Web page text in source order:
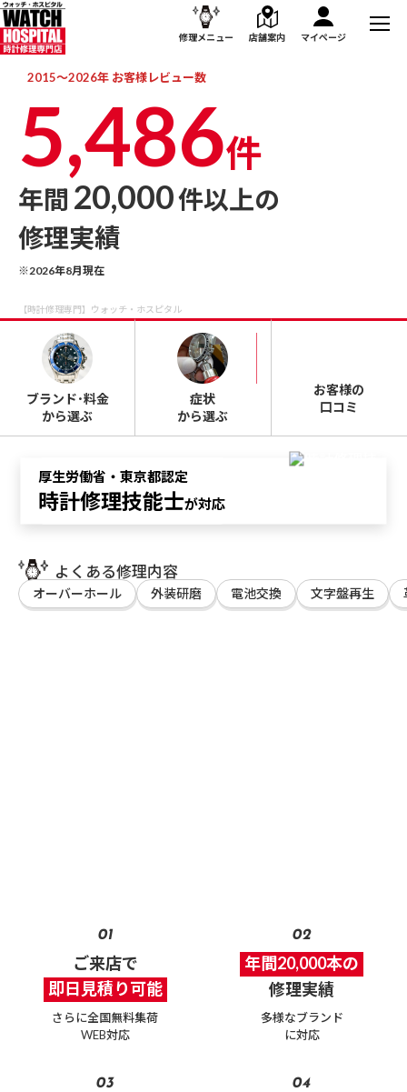
修理メニュー 店舗案内 マイページ
【時計修理専門】ウォッチ・ホスピタル
2015～2026年 お客様レビュー数
5,486件
年間 20,000件以上の
修理実績
※2026年8月現在
ブランド･料金
から選ぶ
症状
から選ぶ
お客様の
口コミ
厚生労働省・東京都認定
時計修理技能士が対応
よくある修理内容
オーバーホール 外装研磨 電池交換 文字盤再生
01
ご来店で
即日見積り可能
さらに全国無料集荷
WEB対応
02
年間20,000本の
修理実績
多様なブランド
に対応
03 04